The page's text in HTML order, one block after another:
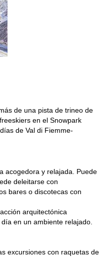
de una pista de trineo de
en el Snowpark
de Val di Fiemme-
acogedora y relajada. Puede
deleitarse con
bares o discotecas con
arquitectónica
en un ambiente relajado.
excursiones con raquetas de